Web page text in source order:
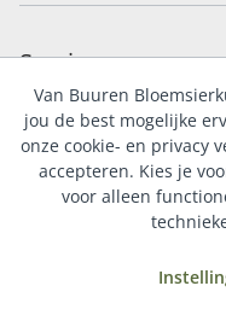
Service
Populaire
Van Buuren
jou de best mogelijke
onze cookie- en privacy
accepteren. Kies je
voor alleen